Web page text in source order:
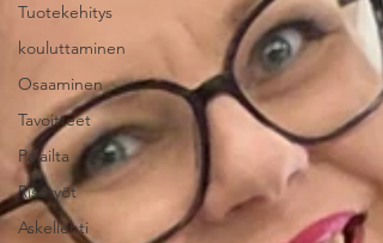
Tuotekehitys
kouluttaminen
Osaaminen
Tavoitteet
Pajailta
Risutyöt
Askellehti